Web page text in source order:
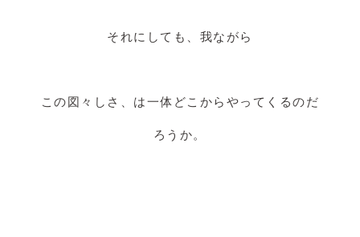
それにしても、我ながら
この図々しさ、は一体どこからやってくるのだ
ろうか。